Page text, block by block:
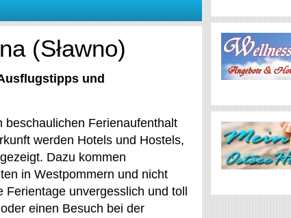
(Sławno)
und
beschaulichen Ferienaufenthalt
werden Hotels und Hostels,
Dazu kommen
in Westpommern und nicht
unvergesslich und toll
einen Besuch bei der